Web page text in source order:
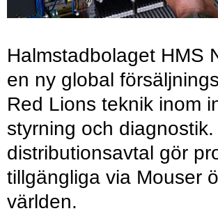
Halmstadbolaget HMS
en ny global
Red Lions teknik inom
styrning och
distributionsavtal gör
tillgängliga via Mouser
världen.